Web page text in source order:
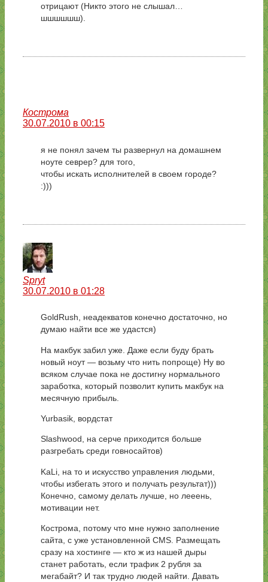
отрицают (Никто этого не слышал…
шшшшшш).
Кострома
30.07.2010 в 00:15
я не понял зачем ты развернул на домашнем
ноуте севрер? для того,
чтобы искать исполнителей в своем городе?
:)))
Spryt
30.07.2010 в 01:28
GoldRush, неадекватов конечно достаточно, но
думаю найти все же удастся)
На макбук забил уже. Даже если буду брать
новый ноут — возьму что нить попроще) Ну во
всяком случае пока не достигну нормального
заработка, который позволит купить макбук на
месячную прибыль.
Yurbasik, вордстат
Slashwood, на серче приходится больше
разгребать среди говносайтов)
KaLi, на то и искусство управления людьми,
чтобы избегать этого и получать результат)))
Конечно, самому делать лучше, но лееень,
мотивации нет.
Кострома, потому что мне нужно заполнение
сайта, с уже установленной CMS. Размещать
сразу на хостинге — кто ж из нашей дыры
станет работать, если трафик 2 рубля за
мегабайт? И так трудно людей найти. Давать